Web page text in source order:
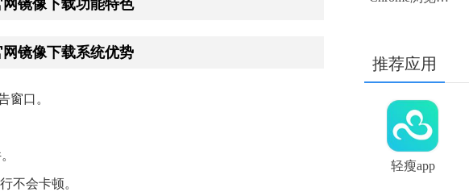
镜像下载功能特色
镜像下载系统优势
窗口。
不会卡顿。
推荐应用
轻瘦app